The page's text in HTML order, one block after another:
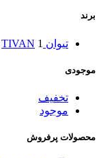
برند
تیوان TIVAN 1
موجودی
تخفیف
موجود
محصولات پرفروش